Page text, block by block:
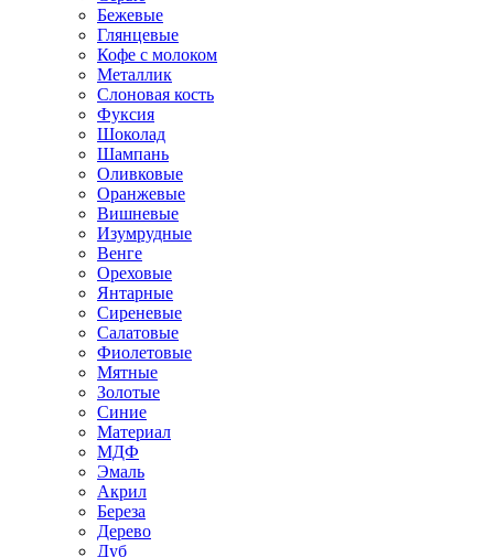
Бежевые
Глянцевые
Кофе с молоком
Металлик
Слоновая кость
Фуксия
Шоколад
Шампань
Оливковые
Оранжевые
Вишневые
Изумрудные
Венге
Ореховые
Янтарные
Сиреневые
Салатовые
Фиолетовые
Мятные
Золотые
Синие
Материал
МДФ
Эмаль
Акрил
Береза
Дерево
Дуб